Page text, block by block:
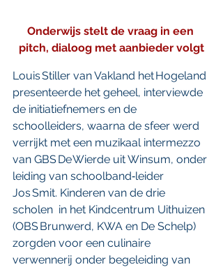
Onderwijs stelt de vraag in een
pitch, dialoog met aanbieder volgt
Louis Stiller van Vakland het Hogeland
presenteerde het geheel, interviewde
de initiatiefnemers en de
schoolleiders, waarna de sfeer werd
verrijkt met een muzikaal intermezzo
van GBS De Wierde uit Winsum, onder
leiding van schoolband‑leider
Jos Smit. Kinderen van de drie
scholen  in het Kindcentrum Uithuizen
(OBS Brunwerd, KWA en De Schelp)
zorgden voor een culinaire
verwennerij onder begeleiding van